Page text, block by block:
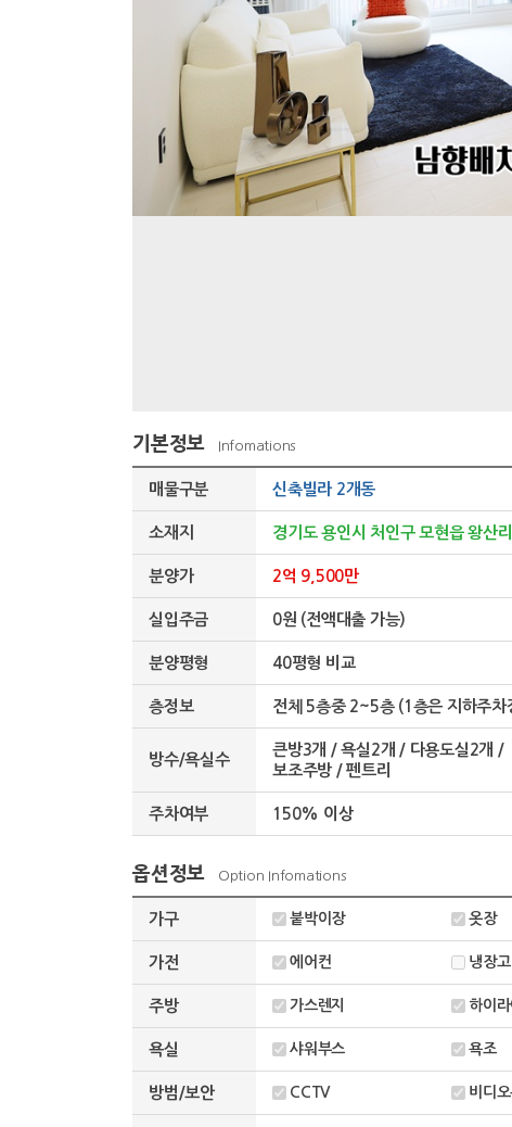
기본정보 Infomations
매물구분 신축빌라 2개동
소재지 경기도 용인시 처인구 모현읍 왕산리
분양가 2억 9,500만
실입주금 0원 (전액대출 가능)
분양평형 40평형 비교
층정보 전체 5층중 2~5층 (1층은 지하주차
방수/욕실수
큰방3개 / 욕실2개 / 다용도실2개 /
보조주방 / 펜트리
주차여부 150% 이상
옵션정보 Option Infomations
가구 붙박이장 옷장
가전 에어컨 냉장고
주방 가스렌지 하이
욕실 샤워부스 욕조
방범/보안 CCTV 비디